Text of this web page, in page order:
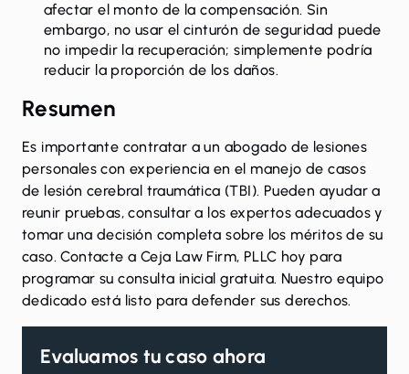
afectar el monto de la compensación. Sin
embargo, no usar el cinturón de seguridad puede
no impedir la recuperación; simplemente podría
reducir la proporción de los daños.
Resumen
Es importante contratar a un abogado de lesiones
personales con experiencia en el manejo de casos
de lesión cerebral traumática (TBI). Pueden ayudar a
reunir pruebas, consultar a los expertos adecuados y
tomar una decisión completa sobre los méritos de su
caso.Contacte a Ceja Law Firm, PLLC hoy para
programar su consulta inicial gratuita. Nuestro equipo
dedicado está listo para defender sus derechos.
Evaluamos tu caso ahora